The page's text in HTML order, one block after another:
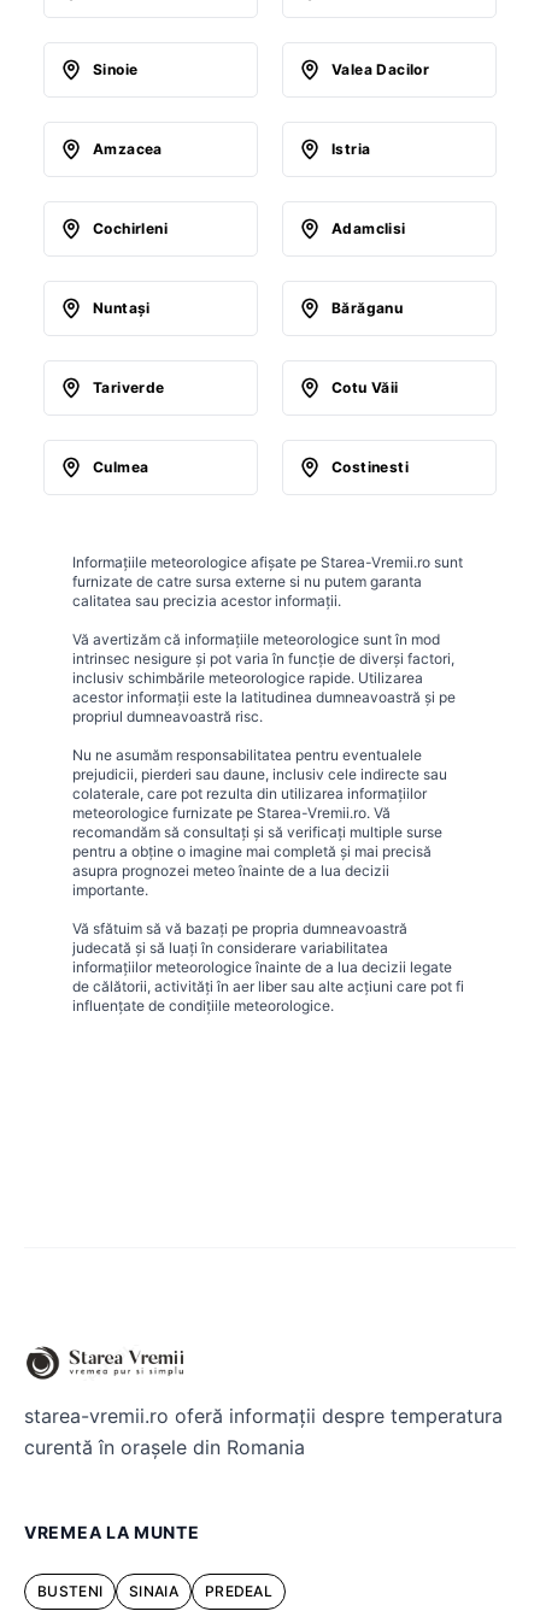
Sinoie Valea Dacilor
Amzacea Istria
Cochirleni Adamclisi
Nuntaşi Bărăganu
Tariverde Cotu Văii
Culmea Costinesti
Informațiile meteorologice afișate pe Starea-Vremii.ro sunt
furnizate de catre sursa externe si nu putem garanta
calitatea sau precizia acestor informații.
Vă avertizăm că informațiile meteorologice sunt în mod
intrinsec nesigure și pot varia în funcție de diverși factori,
inclusiv schimbările meteorologice rapide. Utilizarea
acestor informații este la latitudinea dumneavoastră și pe
propriul dumneavoastră risc.
Nu ne asumăm responsabilitatea pentru eventualele
prejudicii, pierderi sau daune, inclusiv cele indirecte sau
colaterale, care pot rezulta din utilizarea informațiilor
meteorologice furnizate pe Starea-Vremii.ro. Vă
recomandăm să consultați și să verificați multiple surse
pentru a obține o imagine mai completă și mai precisă
asupra prognozei meteo înainte de a lua decizii
importante.
Vă sfătuim să vă bazați pe propria dumneavoastră
judecată și să luați în considerare variabilitatea
informațiilor meteorologice înainte de a lua decizii legate
de călătorii, activități în aer liber sau alte acțiuni care pot fi
influențate de condițiile meteorologice.
starea-vremii.ro oferă informații despre temperatura
curentă în orașele din Romania
VREMEA LA MUNTE
BUSTENI SINAIA PREDEAL